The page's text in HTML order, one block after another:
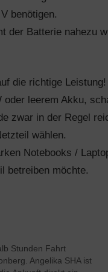
benötigen.
der Batterie nahezu
die richtige
leerem Akku,
zwar in der Regel
wählen.
Notebooks /
betreiben möchte.
Stunden Fahrt
Angelika SHA ist